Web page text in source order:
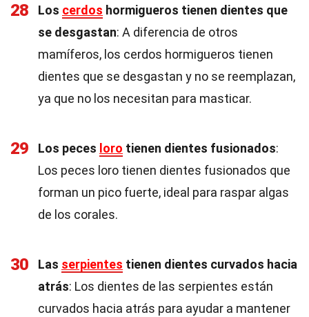
28 Los cerdos hormigueros tienen dientes que
se desgastan: A diferencia de otros
mamíferos, los cerdos hormigueros tienen
dientes que se desgastan y no se reemplazan,
ya que no los necesitan para masticar.
29 Los peces loro tienen dientes fusionados:
Los peces loro tienen dientes fusionados que
forman un pico fuerte, ideal para raspar algas
de los corales.
30 Las serpientes tienen dientes curvados hacia
atrás: Los dientes de las serpientes están
curvados hacia atrás para ayudar a mantener